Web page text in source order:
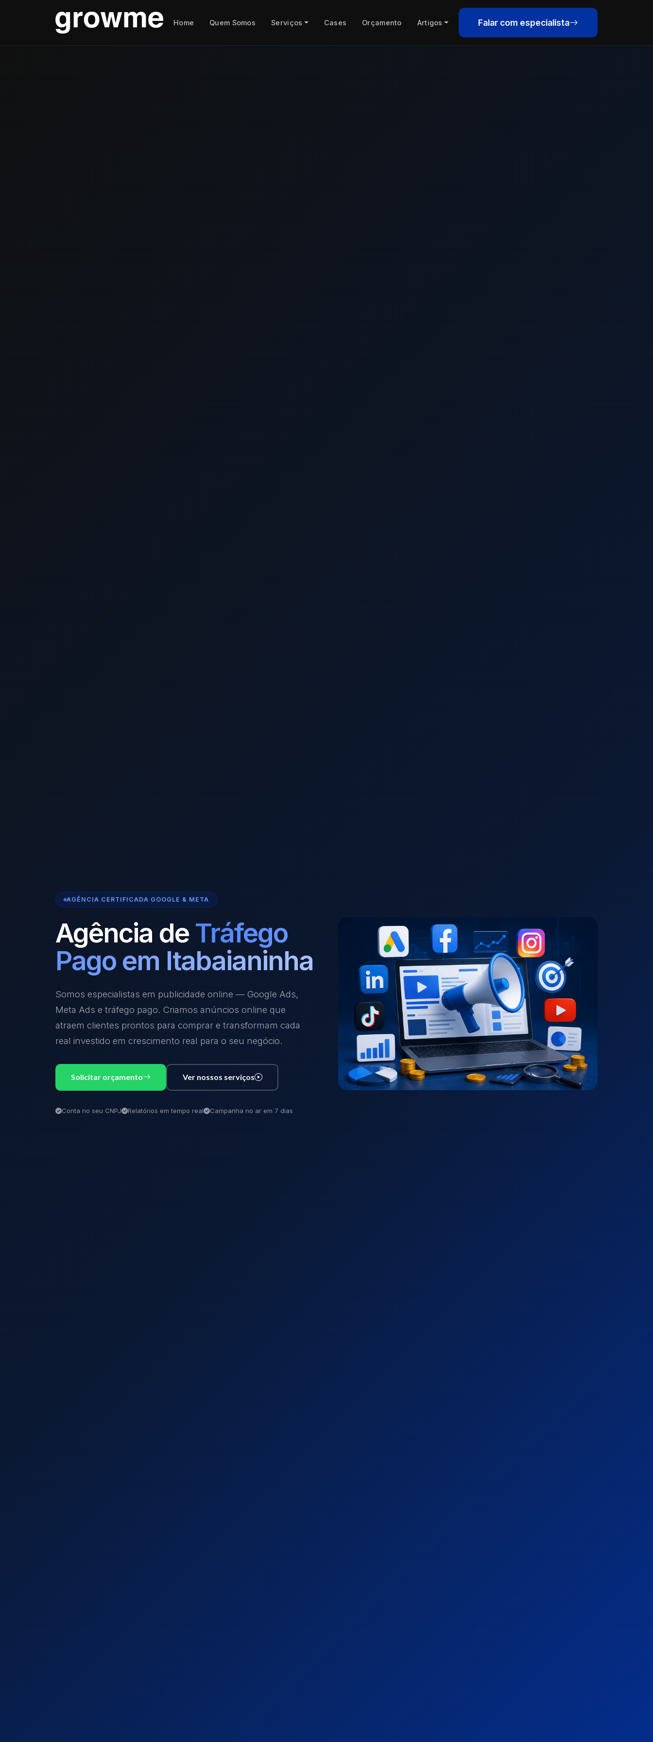
Home Quem Somos Serviços Cases Orçamento Artigos Falar com especialista
AGÊNCIA CERTIFICADA GOOGLE & META
Agência de Tráfego
Pago em Itabaianinha
Somos especialistas em publicidade online — Google Ads,
Meta Ads e tráfego pago. Criamos anúncios online que
atraem clientes prontos para comprar e transformam cada
real investido em crescimento real para o seu negócio.
Solicitar orçamento Ver nossos serviços
Conta no seu CNPJ Relatórios em tempo real Campanha no ar em 7 dias